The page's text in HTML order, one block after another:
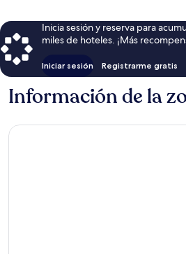
Inicia sesión y reserva para
miles de hoteles. ¡Más
Iniciar sesión Registrarme gratis
Información de la